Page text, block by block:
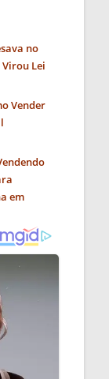
no
Lei
Vender
em